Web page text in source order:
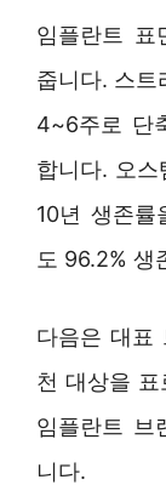
임플란트 표
줍니다. 스
4~6주로 단
합니다. 오
10년 생존
도 96.2% 생
다음은 대표
천 대상을
임플란트 브
니다.